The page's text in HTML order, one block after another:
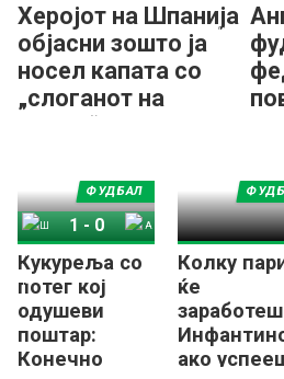
Херојот на Шпанија
објасни зошто ја
носел капата со
„слоганот на
Трамп“
Кукуреља со
потег кој
одушеви
поштар:
Конечно
ФУДБАЛ
Шпанија
1 - 0
Колку
ќе
ако